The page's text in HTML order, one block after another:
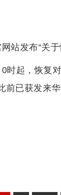
站发布“关
时起，恢复
前已获发来